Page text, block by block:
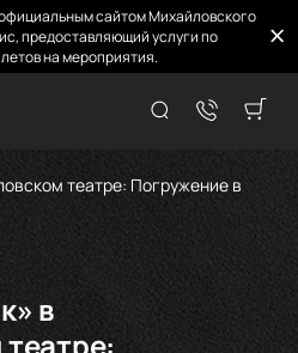
сайтом Михайловского
предоставляющий услуги по
на мероприятия.
театре: Погружение в
в